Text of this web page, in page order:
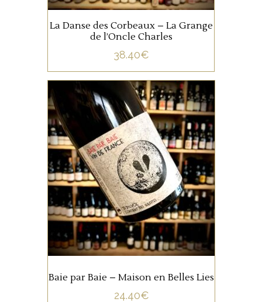
La Danse des Corbeaux – La Grange
de l’Oncle Charles
38.40€
BEAUJOLAIS,VIN DE
FRANCE
Baie par Baie, produit par
Pierre Fenals à la Maison en
Belles Lies est un Gamay
égrappé à la main, travaillé
uniquement en cuve, pour
garder tout son fruit, sa
fraicheur et sa finesse.
Baie par Baie – Maison en Belles Lies
24.40€